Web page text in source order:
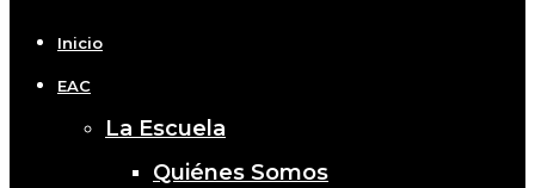
Inicio
EAC
La Escuela
Quiénes Somos